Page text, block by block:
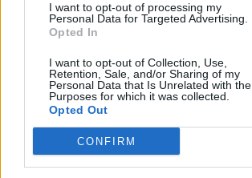
I want to opt-out of processing my
Personal Data for Targeted Advertising.
Opted In
I want to opt-out of Collection, Use,
Retention, Sale, and/or Sharing of my
Personal Data that Is Unrelated with the
Purposes for which it was collected.
Opted Out
CONFIRM
TAGS ΓΥΜΝΑΣΤΙΚΗ / ΕΝΑΕΡΙΑ ΓΙΟΓΚΑ /